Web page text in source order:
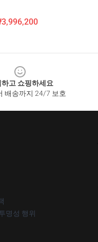
하고 쇼핑하세요
배송까지 24/7 보호
명성 행위